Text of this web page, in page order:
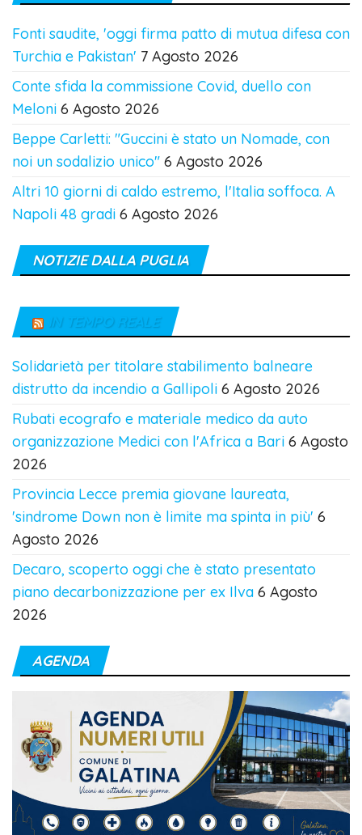
Fonti saudite, 'oggi firma patto di mutua difesa con
Turchia e Pakistan' 7 Agosto 2026
Conte sfida la commissione Covid, duello con
Meloni 6 Agosto 2026
Beppe Carletti: "Guccini è stato un Nomade, con
noi un sodalizio unico" 6 Agosto 2026
Altri 10 giorni di caldo estremo, l'Italia soffoca. A
Napoli 48 gradi 6 Agosto 2026
NOTIZIE DALLA PUGLIA
IN TEMPO REALE
Solidarietà per titolare stabilimento balneare
distrutto da incendio a Gallipoli 6 Agosto 2026
Rubati ecografo e materiale medico da auto
organizzazione Medici con l'Africa a Bari 6 Agosto
2026
Provincia Lecce premia giovane laureata,
'sindrome Down non è limite ma spinta in più' 6
Agosto 2026
Decaro, scoperto oggi che è stato presentato
piano decarbonizzazione per ex Ilva 6 Agosto
2026
AGENDA